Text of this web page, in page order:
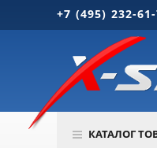
+7 (495) 232-
КАТАЛОГ